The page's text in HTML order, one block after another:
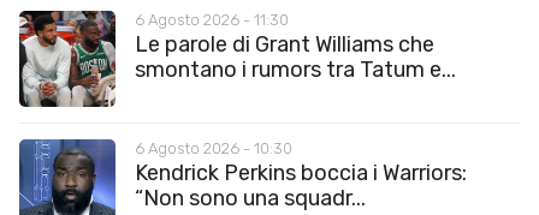
6 Agosto 2026 - 11:30
Le parole di Grant Williams che
smontano i rumors tra Tatum e...
6 Agosto 2026 - 10:30
Kendrick Perkins boccia i Warriors:
“Non sono una squadr...